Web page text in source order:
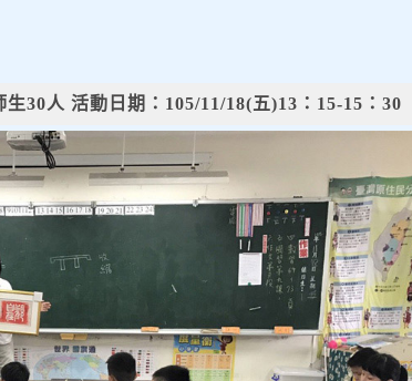
30人 活動日期：105/11/18(五)13：15-15：30